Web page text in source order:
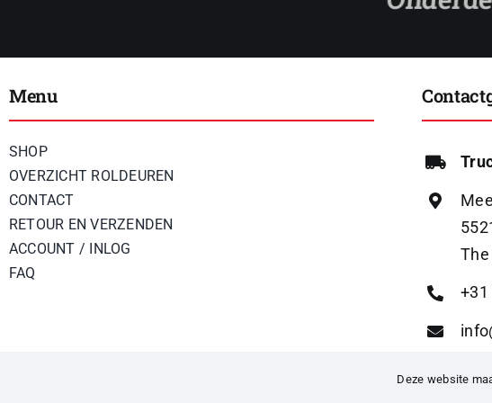
Menu
SHOP
OVERZICHT ROLDEUREN
CONTACT
RETOUR EN VERZENDEN
ACCOUNT / INLOG
FAQ
+31
Deze website